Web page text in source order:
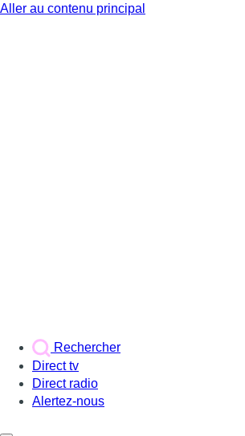
Aller au contenu principal
Rechercher
Direct tv
Direct radio
Alertez-nous